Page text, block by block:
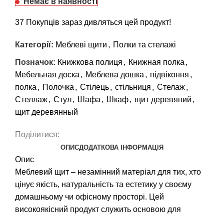
37 Покупців зараз дивляться цей продукт!
Категорії: Меблеві щити , Полки та стелажі
Позначок: Книжкова полиця , Книжная полка ,
Мебельная доска , Меблева дошка , підвіконня ,
полка , Полочка , Стілець, стільниця , Стелаж,
Стеллаж, Стул, Шафа , Шкаф, щит деревяний ,
щит деревянный
Поділитися:
ОПИСДОДАТКОВА ІНФОРМАЦІЯ
Опис
Меблевий щит – незамінний матеріал для тих, хто
цінує якість, натуральність та естетику у своєму
домашньому чи офісному просторі. Цей
високоякісний продукт служить основою для